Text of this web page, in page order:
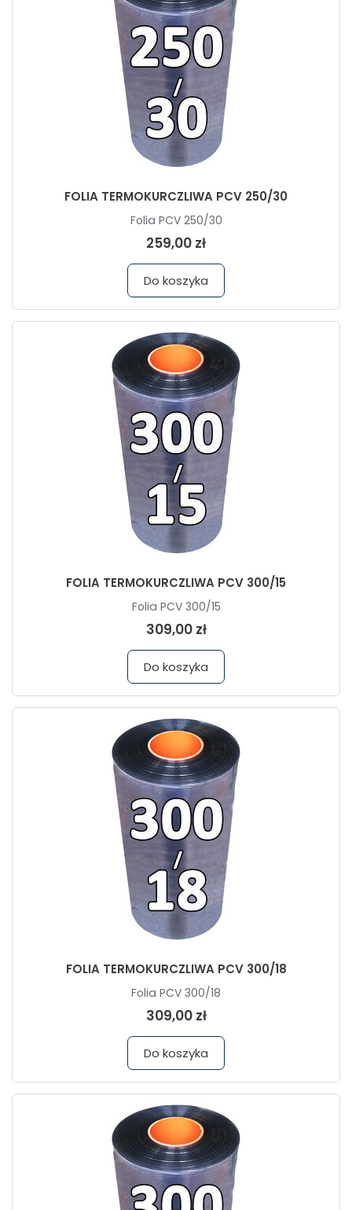
FOLIA TERMOKURCZLIWA PCV 250/30
Folia PCV 250/30
259,00 zł
Do koszyka
FOLIA TERMOKURCZLIWA PCV 300/15
Folia PCV 300/15
309,00 zł
Do koszyka
FOLIA TERMOKURCZLIWA PCV 300/18
Folia PCV 300/18
309,00 zł
Do koszyka